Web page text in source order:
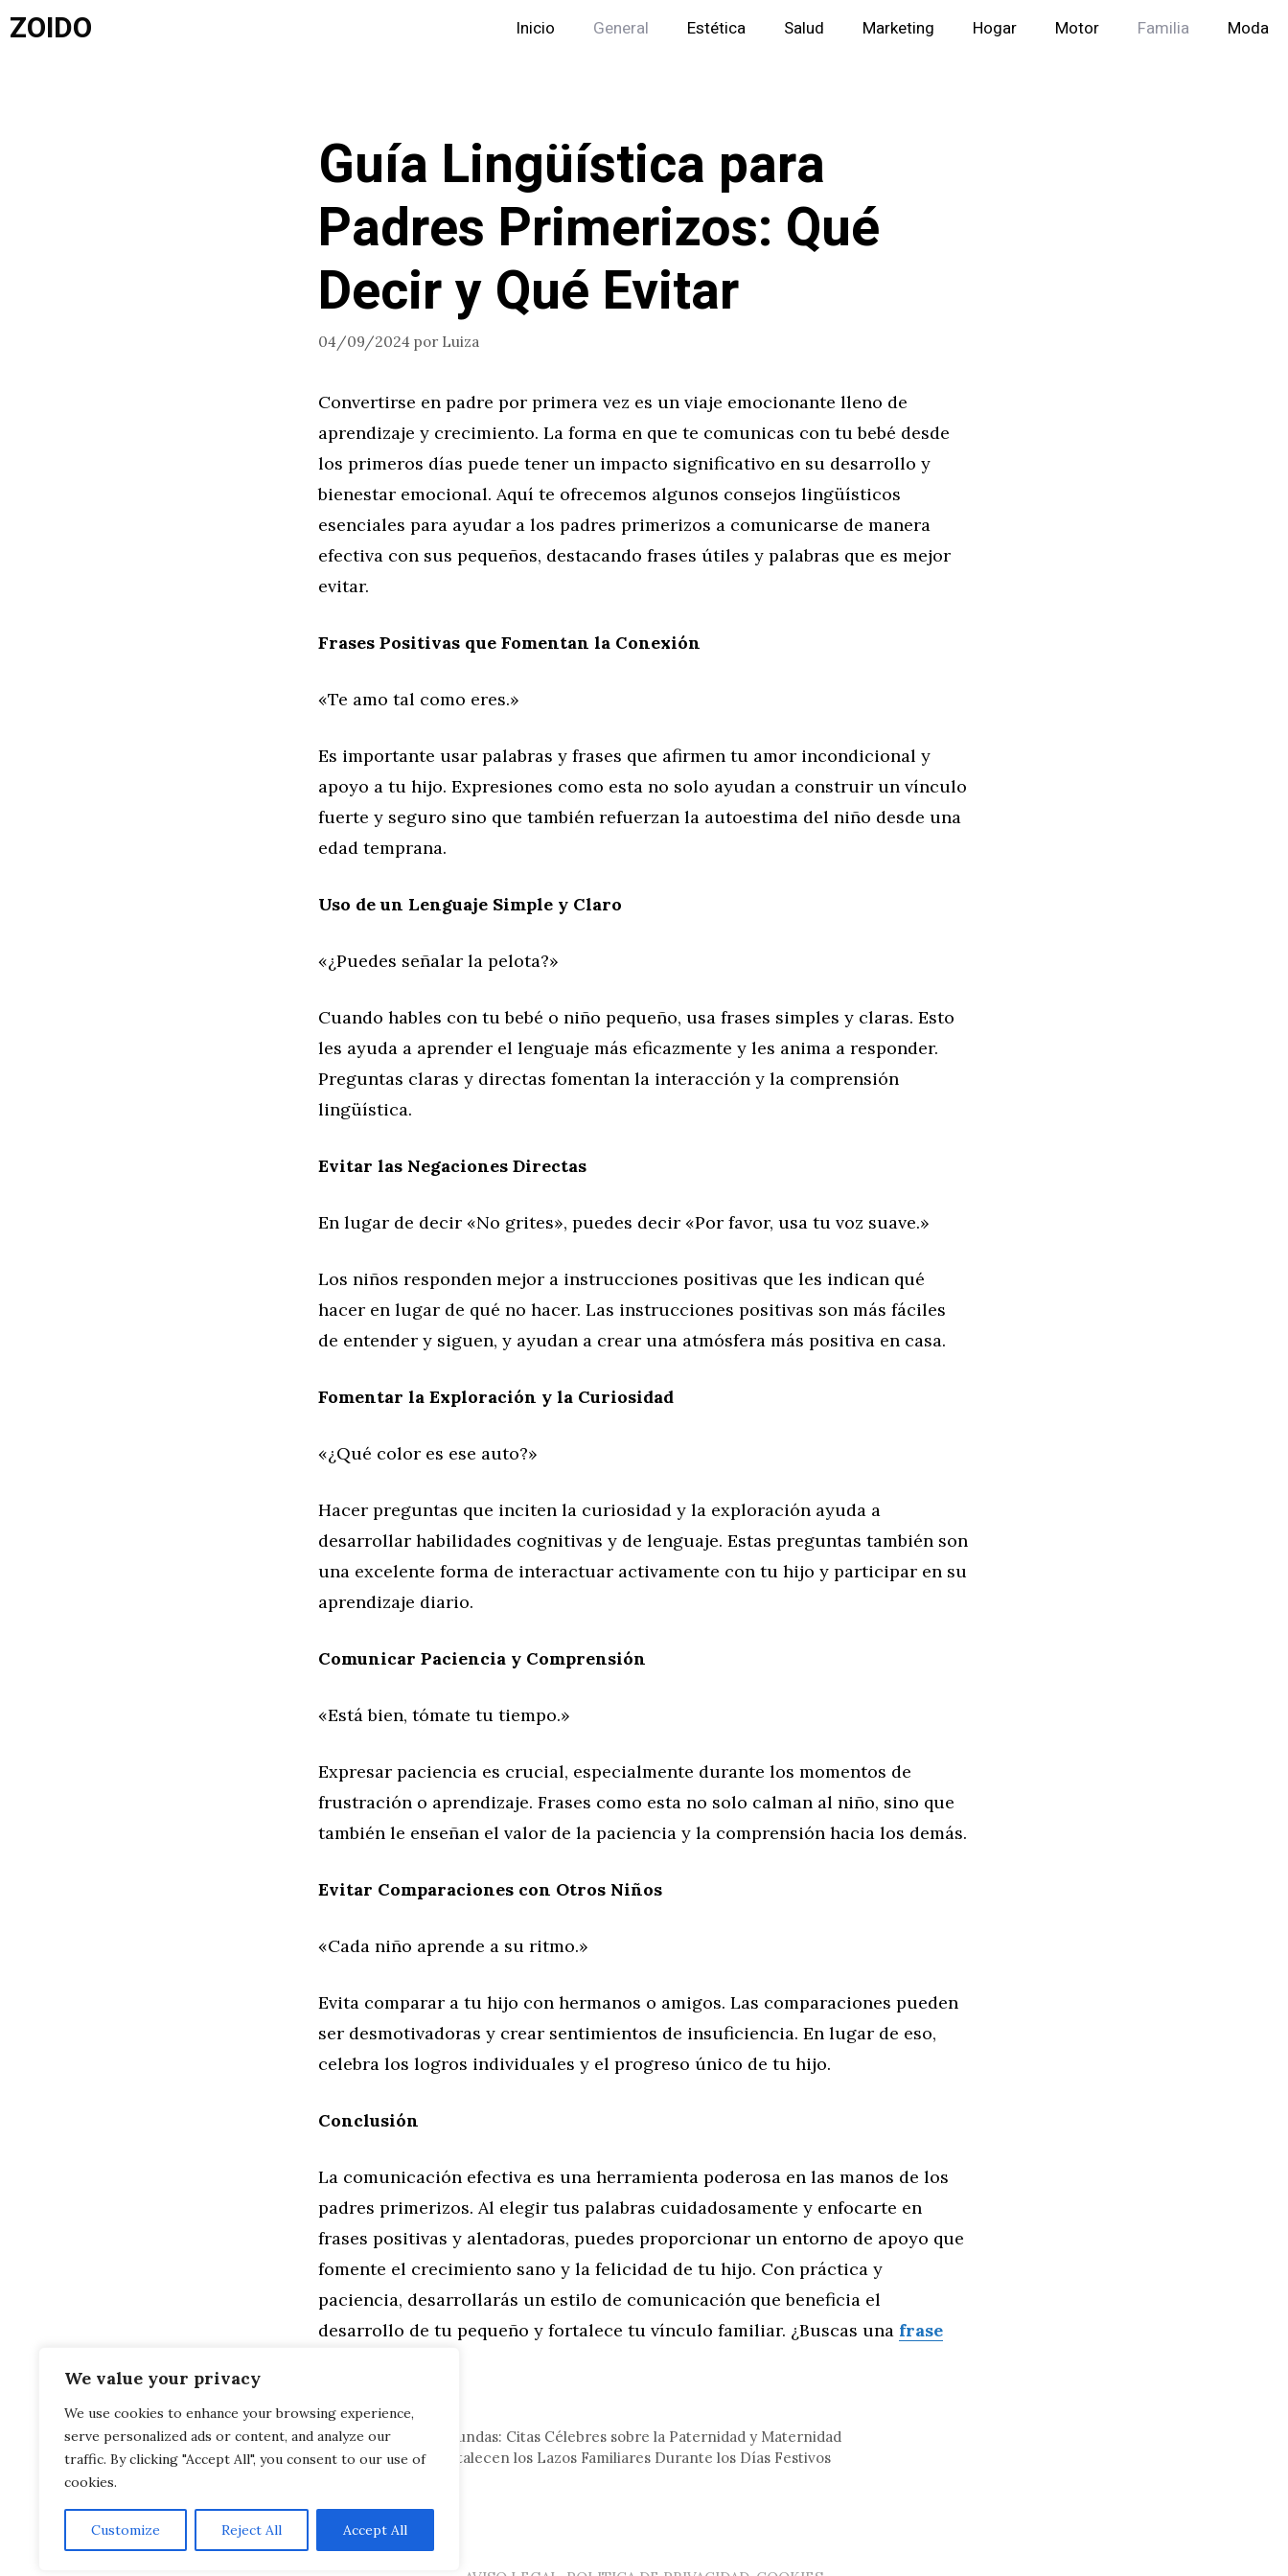
We value your privacy
We use cookies to enhance your browsing experience,
serve personalized ads or content, and analyze our
traffic. By clicking "Accept All", you consent to our use of
cookies.
Customize Reject All Accept All
Saltar
alZOIDO Inicio General Estética Salud Marketing Hogar Motor Familia Moda
Guía Lingüística para
Padres Primerizos: Qué
Decir y Qué Evitar
04/09/2024 por Luiza
Convertirse en padre por primera vez es un viaje emocionante lleno de
aprendizaje y crecimiento. La forma en que te comunicas con tu bebé desde
los primeros días puede tener un impacto significativo en su desarrollo y
bienestar emocional. Aquí te ofrecemos algunos consejos lingüísticos
esenciales para ayudar a los padres primerizos a comunicarse de manera
efectiva con sus pequeños, destacando frases útiles y palabras que es mejor
evitar.
Frases Positivas que Fomentan la Conexión
«Te amo tal como eres.»
Es importante usar palabras y frases que afirmen tu amor incondicional y
apoyo a tu hijo. Expresiones como esta no solo ayudan a construir un vínculo
fuerte y seguro sino que también refuerzan la autoestima del niño desde una
edad temprana.
Uso de un Lenguaje Simple y Claro
«¿Puedes señalar la pelota?»
Cuando hables con tu bebé o niño pequeño, usa frases simples y claras. Esto
les ayuda a aprender el lenguaje más eficazmente y les anima a responder.
Preguntas claras y directas fomentan la interacción y la comprensión
lingüística.
Evitar las Negaciones Directas
En lugar de decir «No grites», puedes decir «Por favor, usa tu voz suave.»
Los niños responden mejor a instrucciones positivas que les indican qué
hacer en lugar de qué no hacer. Las instrucciones positivas son más fáciles
de entender y siguen, y ayudan a crear una atmósfera más positiva en casa.
Fomentar la Exploración y la Curiosidad
«¿Qué color es ese auto?»
Hacer preguntas que inciten la curiosidad y la exploración ayuda a
desarrollar habilidades cognitivas y de lenguaje. Estas preguntas también son
una excelente forma de interactuar activamente con tu hijo y participar en su
aprendizaje diario.
Comunicar Paciencia y Comprensión
«Está bien, tómate tu tiempo.»
Expresar paciencia es crucial, especialmente durante los momentos de
frustración o aprendizaje. Frases como esta no solo calman al niño, sino que
también le enseñan el valor de la paciencia y la comprensión hacia los demás.
Evitar Comparaciones con Otros Niños
«Cada niño aprende a su ritmo.»
Evita comparar a tu hijo con hermanos o amigos. Las comparaciones pueden
ser desmotivadoras y crear sentimientos de insuficiencia. En lugar de eso,
celebra los logros individuales y el progreso único de tu hijo.
Conclusión
La comunicación efectiva es una herramienta poderosa en las manos de los
padres primerizos. Al elegir tus palabras cuidadosamente y enfocarte en
frases positivas y alentadoras, puedes proporcionar un entorno de apoyo que
fomente el crecimiento sano y la felicidad de tu hijo. Con práctica y
paciencia, desarrollarás un estilo de comunicación que beneficia el
desarrollo de tu pequeño y fortalece tu vínculo familiar. ¿Buscas una frase
Categorías
Familia,General
Reflexiones Profundas: Citas Célebres sobre la Paternidad y Maternidad
Palabras que Fortalecen los Lazos Familiares Durante los Días Festivos